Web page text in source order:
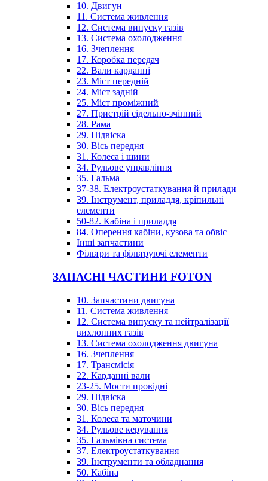
10. Двигун
11. Система живлення
12. Система випуску газів
13. Система охолодження
16. Зчеплення
17. Коробка передач
22. Вали карданні
23. Міст передній
24. Міст задній
25. Міст проміжний
27. Пристрій сідельно-зчіпний
28. Рама
29. Підвіска
30. Вісь передня
31. Колеса і шини
34. Рульове управління
35. Гальма
37-38. Електроустаткування й прилади
39. Інструмент, приладдя, кріпильні
елементи
50-82. Кабіна і приладдя
84. Оперення кабіни, кузова та обвіс
Інші запчастини
Фільтри та фільтруючі елементи
ЗАПАСНІ ЧАСТИНИ FOTON
10. Запчастини двигуна
11. Система живлення
12. Система випуску та нейтралізації
вихлопних газів
13. Система охолодження двигуна
16. Зчеплення
17. Трансмісія
22. Карданні вали
23-25. Мости провідні
29. Підвіска
30. Вісь передня
31. Колеса та маточини
34. Рульове керування
35. Гальмівна система
37. Електроустаткування
39. Інструменти та обладнання
50. Кабіна